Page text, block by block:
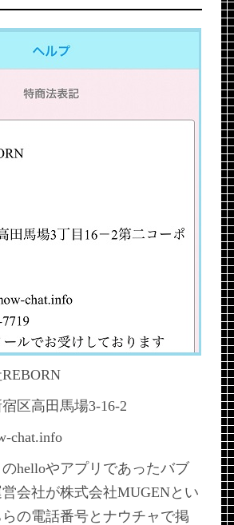
区高田馬場3-16-2
chat.info
helloやアプリであったバブ
会社が株式会社MUGENとい
の電話番号とナウチャで掲